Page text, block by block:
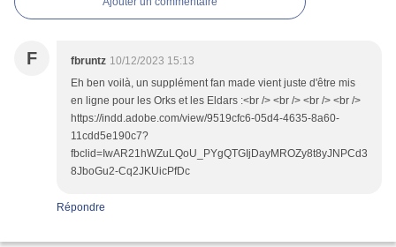
F fbruntz 10/12/2023 15:13
Eh ben voilà, un supplément fan made vient juste d'être mis
en ligne pour les Orks et les Eldars :<br /> <br /> <br /> <br />
https://indd.adobe.com/view/9519cfc6-05d4-4635-8a60-
11cdd5e190c7?
fbclid=IwAR21hWZuLQoU_PYgQTGIjDayMROZy8t8yJNPCd3
8JboGu2-Cq2JKUicPfDc
Répondre